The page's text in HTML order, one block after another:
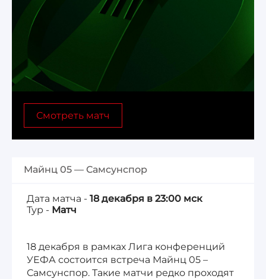
Лига Европы УЕФА
Лига конференций УЕФА
Лига 1, Чемпионат Франции
Бундеслига, Чемпионат Германии
Чемпионат Саудовской Аравии 25/26
Смотреть матч
Майнц 05 — Самсунспор
Дата матча - 18 декабря в 23:00 мск
Тур - Матч
18 декабря в рамках Лига конференций
УЕФА состоится встреча Майнц 05 –
Самсунспор. Такие матчи редко проходят